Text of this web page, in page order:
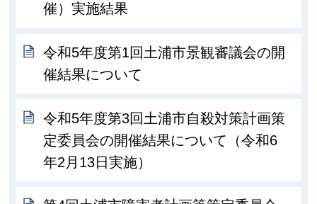
催）実施結果
令和5年度第1回土浦市景観審議会の開
催結果について
令和5年度第3回土浦市自殺対策計画策
定委員会の開催結果について（令和6
年2月13日実施）